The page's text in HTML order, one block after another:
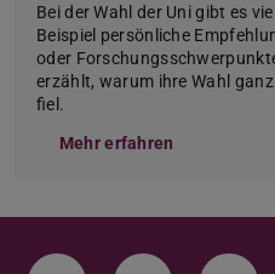
Bei der Wahl der Uni gibt es
Beispiel persönliche
oder
erzählt, warum ihre Wahl
fiel.
Mehr erfahren